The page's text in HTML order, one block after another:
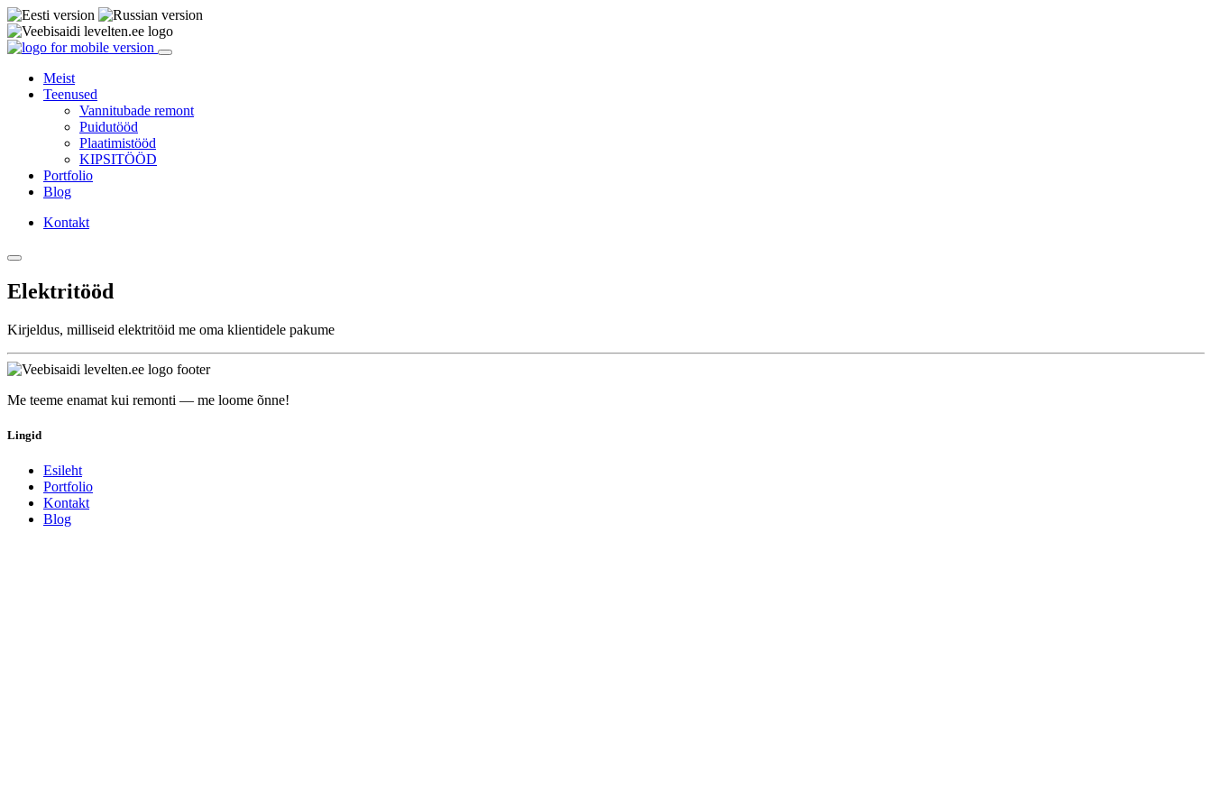
Meist
Teenused
Vannitubade remont
Puidutööd
Plaatimistööd
KIPSITÖÖD
Portfolio
Blog
Kontakt
Elektritööd
Kirjeldus, milliseid elektritöid me oma klientidele pakume
Me teeme enamat kui remonti — me loome õnne!
Lingid
Esileht
Portfolio
Kontakt
Blog